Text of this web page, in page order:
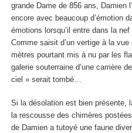
grande Dame de 856 ans, Damien
encore avec beaucoup d’émotion
émotions lorsqu’il entre dans la
Comme saisit d’un vertige à la
mètres pourtant mis à nu par les
galerie souterraine d’une carrière
ciel » serait tombé…
Si la désolation est bien présente,
la rescousse des chimères
de Damien a tutoyé une faune